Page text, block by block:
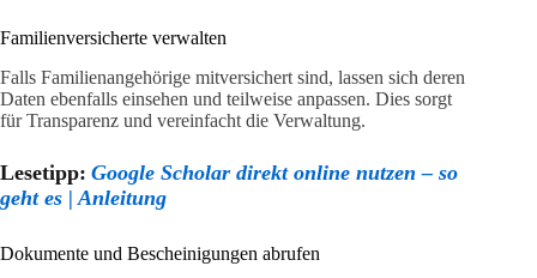
Familienversicherte verwalten
Falls Familienangehörige mitversichert sind, lassen sich deren
Daten ebenfalls einsehen und teilweise anpassen. Dies sorgt
für Transparenz und vereinfacht die Verwaltung.
Lesetipp: Google Scholar direkt online nutzen – so
geht es | Anleitung
Dokumente und Bescheinigungen abrufen